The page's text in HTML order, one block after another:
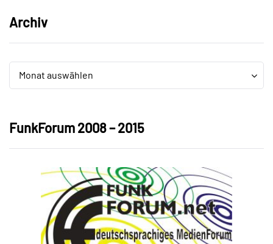
Archiv
Archiv
Monat auswählen
Archiv
FunkForum 2008 – 2015